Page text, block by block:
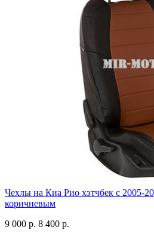
Чехлы на Киа Рио хэтчбек с 2005-
коричневым
9 000 р. 8 400 р.